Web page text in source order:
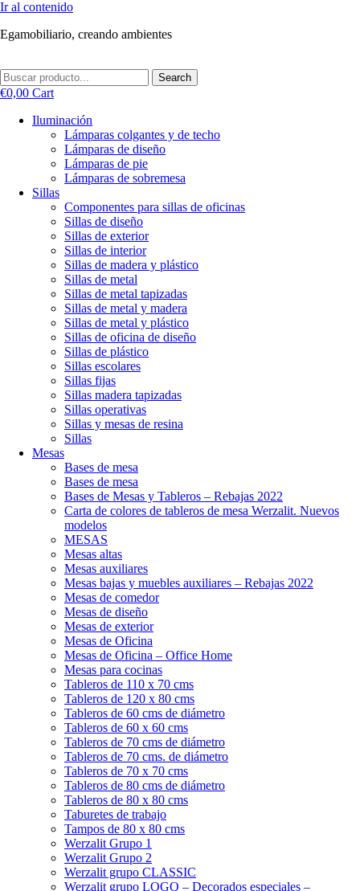
Ir al contenido
Egamobiliario, creando ambientes
Search
€0,00 Cart
Iluminación
Lámparas colgantes y de techo
Lámparas de diseño
Lámparas de pie
Lámparas de sobremesa
Sillas
Componentes para sillas de oficinas
Sillas de diseño
Sillas de exterior
Sillas de interior
Sillas de madera y plástico
Sillas de metal
Sillas de metal tapizadas
Sillas de metal y madera
Sillas de metal y plástico
Sillas de oficina de diseño
Sillas de plástico
Sillas escolares
Sillas fijas
Sillas madera tapizadas
Sillas operativas
Sillas y mesas de resina
Sillas
Mesas
Bases de mesa
Bases de mesa
Bases de Mesas y Tableros – Rebajas 2022
Carta de colores de tableros de mesa Werzalit. Nuevos
modelos
MESAS
Mesas altas
Mesas auxiliares
Mesas bajas y muebles auxiliares – Rebajas 2022
Mesas de comedor
Mesas de diseño
Mesas de exterior
Mesas de Oficina
Mesas de Oficina – Office Home
Mesas para cocinas
Tableros de 110 x 70 cms
Tableros de 120 x 80 cms
Tableros de 60 cms de diámetro
Tableros de 60 x 60 cms
Tableros de 70 cms de diámetro
Tableros de 70 cms. de diámetro
Tableros de 70 x 70 cms
Tableros de 80 cms de diámetro
Tableros de 80 x 80 cms
Taburetes de trabajo
Tampos de 80 x 80 cms
Werzalit Grupo 1
Werzalit Grupo 2
Werzalit grupo CLASSIC
Werzalit grupo LOGO – Decorados especiales –